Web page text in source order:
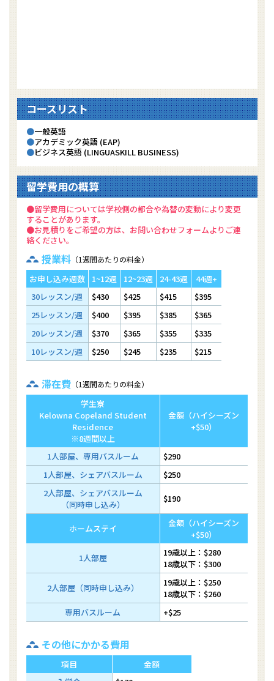
コースリスト
一般英語
アカデミック英語 (EAP)
ビジネス英語 (LINGUASKILL BUSINESS)
留学費用の概算
●留学費用については学校側の都合や為替の変動により変更
することがあります。
●お見積りをご希望の方は、お問い合わせフォームよりご連
絡ください。
授業料（1週間あたりの料金）
お申し込み週数 1~12週 12~23週 24-43週
44週+
30レッスン/週
$430 $425 $415
$395
25レッスン/週
$400 $395 $385
$365
20レッスン/週
$370 $365 $355
$335
10レッスン/週
$250 $245 $235 $215
滞在費（1週間あたりの料金）
学生寮
Kelowna Copeland Student
Residence
※8週間以上
金額（ハイシーズン
+$50）
1人部屋、専用バスルーム
$290
1人部屋、シェアバスルーム
$250
2人部屋、シェアバスルーム
（同時申し込み）
$190
ホームステイ
金額（ハイシーズン
+$50）
1人部屋
19歳以上：$280
18歳以下：$300
2人部屋（同時申し込み）
19歳以上：$250
18歳以下：$260
専用バスルーム
+$25
その他にかかる費用
項目
金額